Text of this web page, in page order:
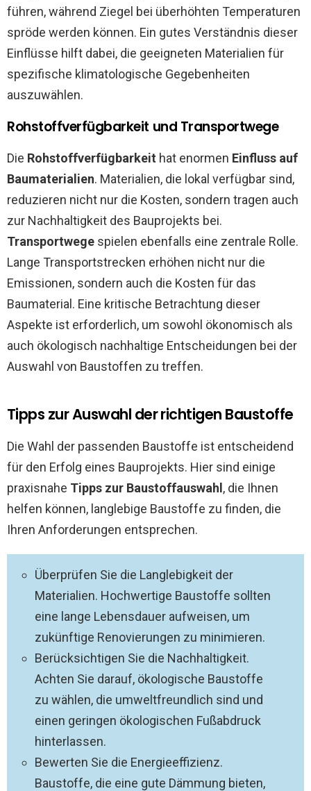
führen, während Ziegel bei überhöhten Temperaturen
spröde werden können. Ein gutes Verständnis dieser
Einflüsse hilft dabei, die geeigneten Materialien für
spezifische klimatologische Gegebenheiten
auszuwählen.
Rohstoffverfügbarkeit und Transportwege
Die Rohstoffverfügbarkeit hat enormen Einfluss auf
Baumaterialien. Materialien, die lokal verfügbar sind,
reduzieren nicht nur die Kosten, sondern tragen auch
zur Nachhaltigkeit des Bauprojekts bei.
Transportwege spielen ebenfalls eine zentrale Rolle.
Lange Transportstrecken erhöhen nicht nur die
Emissionen, sondern auch die Kosten für das
Baumaterial. Eine kritische Betrachtung dieser
Aspekte ist erforderlich, um sowohl ökonomisch als
auch ökologisch nachhaltige Entscheidungen bei der
Auswahl von Baustoffen zu treffen.
Tipps zur Auswahl der richtigen Baustoffe
Die Wahl der passenden Baustoffe ist entscheidend
für den Erfolg eines Bauprojekts. Hier sind einige
praxisnahe Tipps zur Baustoffauswahl , die Ihnen
helfen können, langlebige Baustoffe zu finden, die
Ihren Anforderungen entsprechen.
Überprüfen Sie die Langlebigkeit der
Materialien. Hochwertige Baustoffe sollten
eine lange Lebensdauer aufweisen, um
zukünftige Renovierungen zu minimieren.
Berücksichtigen Sie die Nachhaltigkeit.
Achten Sie darauf, ökologische Baustoffe
zu wählen, die umweltfreundlich sind und
einen geringen ökologischen Fußabdruck
hinterlassen.
Bewerten Sie die Energieeffizienz.
Baustoffe, die eine gute Dämmung bieten,